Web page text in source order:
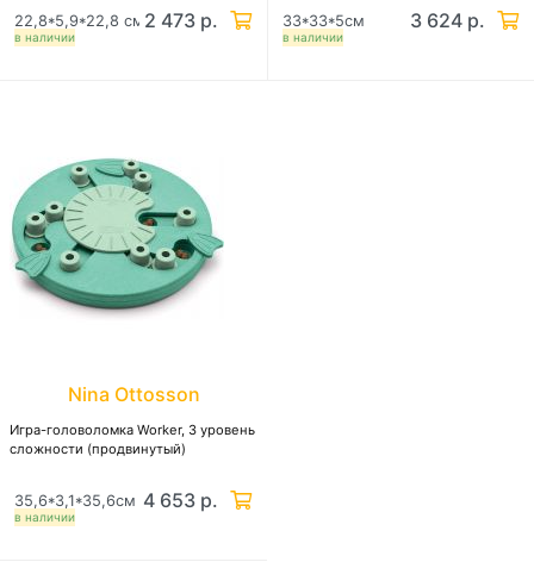
в наличии
22,8*5,9*22,8 см 2 473 р.
в наличии
33*33*5см 3 624 р.
Nina Ottosson
Игра-головоломка Worker, 3 уровень
сложности (продвинутый)
в наличии
35,6*3,1*35,6см 4 653 р.